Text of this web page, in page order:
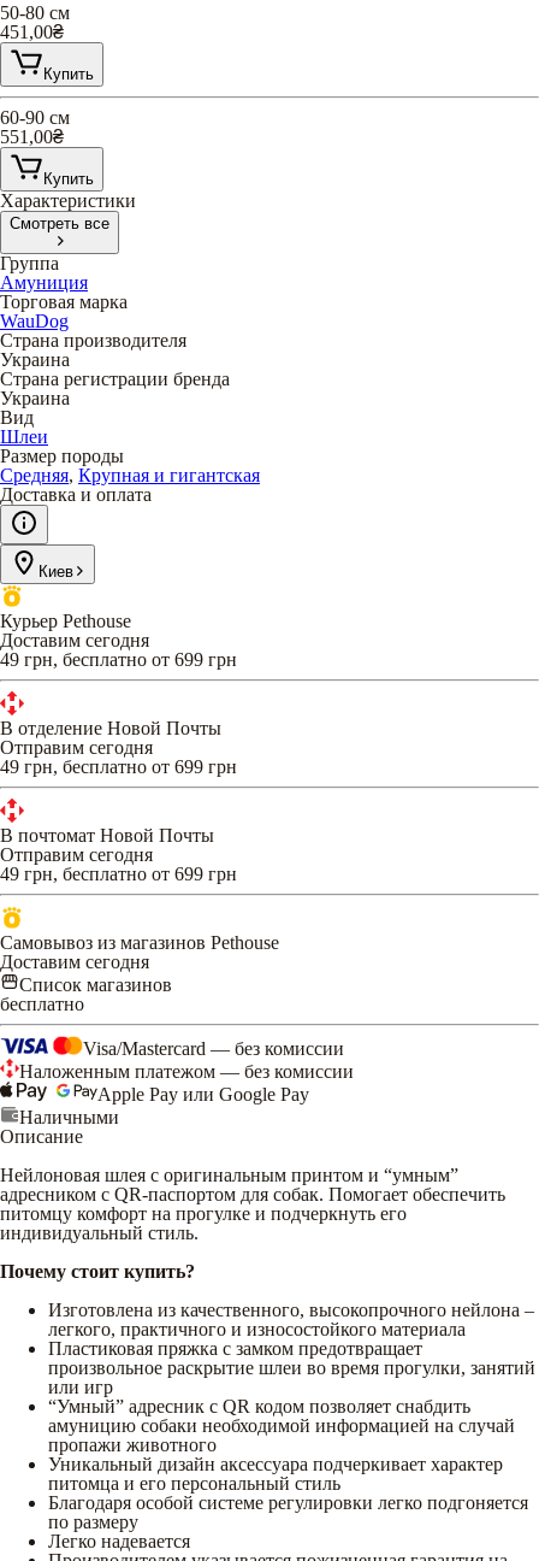
50-80 см
451,00₴
Купить
60-90 см
551,00₴
Купить
Характеристики
Смотреть все
Группа
Амуниция
Торговая марка
WauDog
Страна производителя
Украина
Страна регистрации бренда
Украина
Вид
Шлеи
Размер породы
Средняя, Крупная и гигантская
Доставка и оплата
Киев
Курьер Pethouse
Доставим сегодня
49 грн, бесплатно от 699 грн
В отделение Новой Почты
Отправим сегодня
49 грн, бесплатно от 699 грн
В почтомат Новой Почты
Отправим сегодня
49 грн, бесплатно от 699 грн
Самовывоз из магазинов Pethouse
Доставим сегодня
Список магазинов
бесплатно
Visa/Mastercard — без комиссии
Наложенным платежом — без комиссии
Apple Pay или Google Pay
Наличными
Описание
Нейлоновая шлея с оригинальным принтом и “умным”
адресником с QR-паспортом для собак. Помогает обеспечить
питомцу комфорт на прогулке и подчеркнуть его
индивидуальный стиль.
Почему стоит купить?
Изготовлена из качественного, высокопрочного нейлона –
легкого, практичного и износостойкого материала
Пластиковая пряжка с замком предотвращает
произвольное раскрытие шлеи во время прогулки, занятий
или игр
“Умный” адресник с QR кодом позволяет снабдить
амуницию собаки необходимой информацией на случай
пропажи животного
Уникальный дизайн аксессуара подчеркивает характер
питомца и его персональный стиль
Благодаря особой системе регулировки легко подгоняется
по размеру
Легко надевается